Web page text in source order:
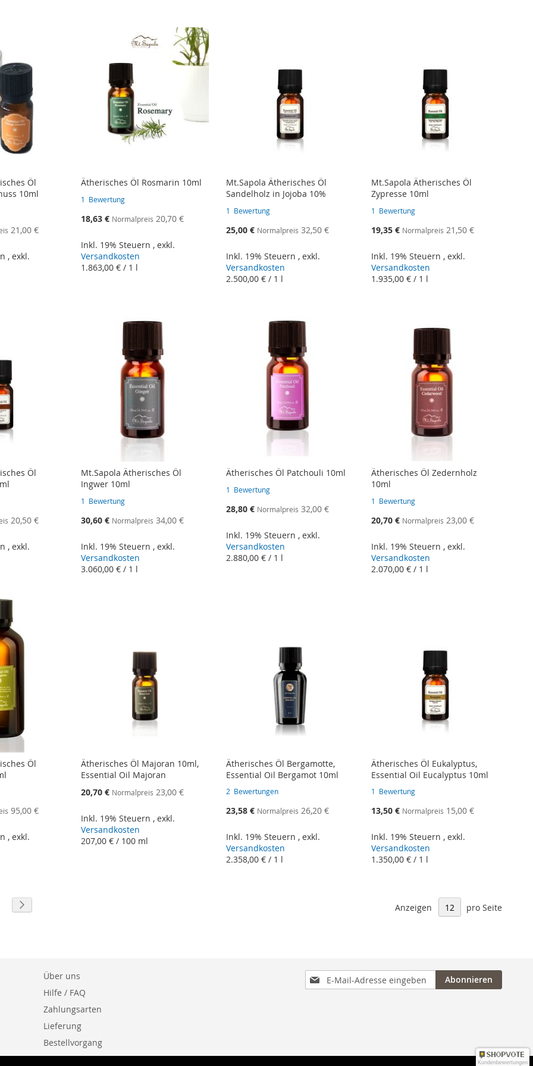
Öl
10ml
21,00 €
,exkl.
Ätherisches Öl Rosmarin 10ml
1 Bewertung
Sonderangebot
18,63 € Normalpreis 20,70 €
Inkl. 19% Steuern ,exkl.
Versandkosten
1.863,00 € / 1 l
Mt.Sapola Ätherisches Öl
Sandelholz in Jojoba 10%
1 Bewertung
Sonderangebot
25,00 € Normalpreis 32,50 €
Inkl. 19% Steuern ,exkl.
Versandkosten
2.500,00 € / 1 l
Mt.Sapola Ätherisches Öl
Zypresse 10ml
1 Bewertung
Sonderangebot
19,35 € Normalpreis 21,50 €
Inkl. 19% Steuern ,exkl.
Versandkosten
1.935,00 € / 1 l
Öl
20,50 €
,exkl.
Mt.Sapola Ätherisches Öl
Ingwer 10ml
1 Bewertung
Sonderangebot
30,60 € Normalpreis 34,00 €
Inkl. 19% Steuern ,exkl.
Versandkosten
3.060,00 € / 1 l
Ätherisches Öl Patchouli 10ml
1 Bewertung
Sonderangebot
28,80 € Normalpreis 32,00 €
Inkl. 19% Steuern ,exkl.
Versandkosten
2.880,00 € / 1 l
Ätherisches Öl Zedernholz
10ml
1 Bewertung
Sonderangebot
20,70 € Normalpreis 23,00 €
Inkl. 19% Steuern ,exkl.
Versandkosten
2.070,00 € / 1 l
Öl
95,00 €
,exkl.
Ätherisches Öl Majoran 10ml,
Essential Oil Majoran
Sonderangebot
20,70 € Normalpreis 23,00 €
Inkl. 19% Steuern ,exkl.
Versandkosten
207,00 € / 100 ml
Ätherisches Öl Bergamotte,
Essential Oil Bergamot 10ml
2 Bewertungen
Sonderangebot
23,58 € Normalpreis 26,20 €
Inkl. 19% Steuern ,exkl.
Versandkosten
2.358,00 € / 1 l
Ätherisches Öl Eukalyptus,
Essential Oil Eucalyptus 10ml
1 Bewertung
Sonderangebot
13,50 € Normalpreis 15,00 €
Inkl. 19% Steuern ,exkl.
Versandkosten
1.350,00 € / 1 l
Anzeigen pro Seite
Anmeldung
zum
Abonnieren
Über uns
Hilfe / FAQ
Zahlungsarten
Lieferung
Bestellvorgang
Kundenbewertungen